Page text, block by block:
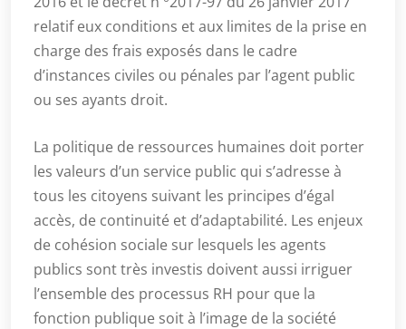
relatif eux conditions et aux limites de la prise en
charge des frais exposés dans le cadre
d’instances civiles ou pénales par l’agent public
ou ses ayants droit.
La politique de ressources humaines doit porter
les valeurs d’un service public qui s’adresse à
tous les citoyens suivant les principes d’égal
accès, de continuité et d’adaptabilité. Les enjeux
de cohésion sociale sur lesquels les agents
publics sont très investis doivent aussi irriguer
l’ensemble des processus RH pour que la
fonction publique soit à l’image de la société